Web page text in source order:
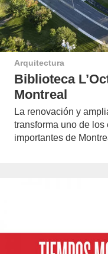
Arquitectura
Biblioteca
Montreal
La renovación y
transforma uno de
importantes de